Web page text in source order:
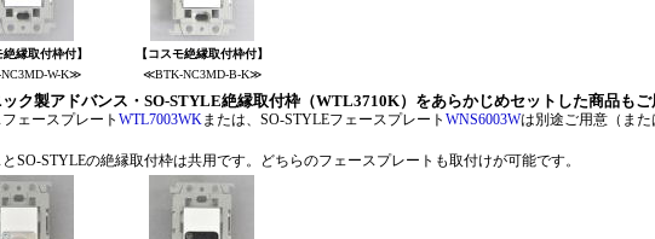
絶縁取付枠付】
【コスモ絶縁取付枠付】
W-K≫
≪BTK-NC3MD-B-K≫
ク製アドバンス・SO-STYLE絶縁取付枠（WTL3710K）をあらかじめセットした商品もご
ェースプレート WTL7003WK または、SO-STYLEフェースプレート WNS6003Wは別途ご用意（ま
スとSO-STYLEの絶縁取付枠は共用です。どちらのフェースプレートも取